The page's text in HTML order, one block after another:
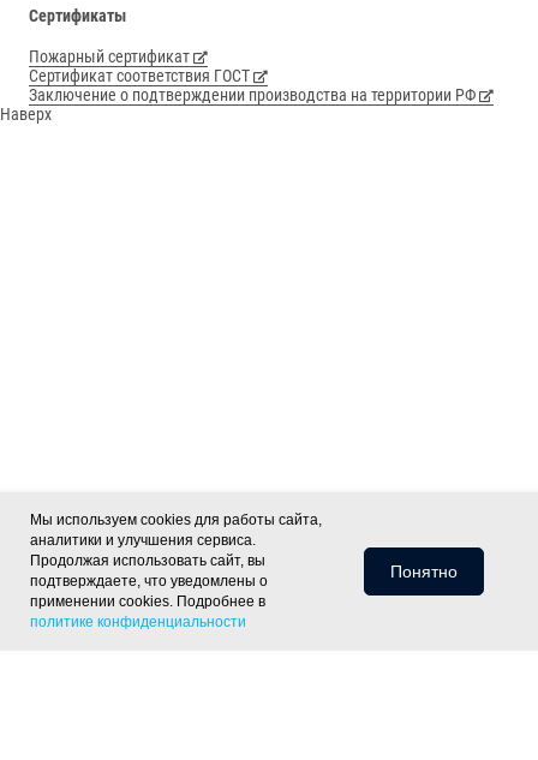
Мы используем cookies для работы сайта,
аналитики и улучшения сервиса.
Продолжая использовать сайт, вы
подтверждаете, что уведомлены о
применении cookies. Подробнее в
политике конфиденциальности
Понятно
Сертификаты
Пожарный сертификат
Сертификат соответствия ГОСТ
Заключение о подтверждении производства на территории РФ
Наверх